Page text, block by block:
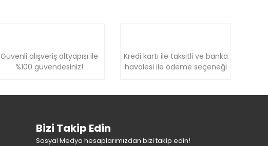
Güvenli alışveriş altyapısı ile
%100 güvendesiniz!
Kredi kartı ile taksitli ve banka
havalesi ile ödeme seçeneği
Bizi Takip Edin
Sosyal Medya hesaplarımızdan bizi takip edin!